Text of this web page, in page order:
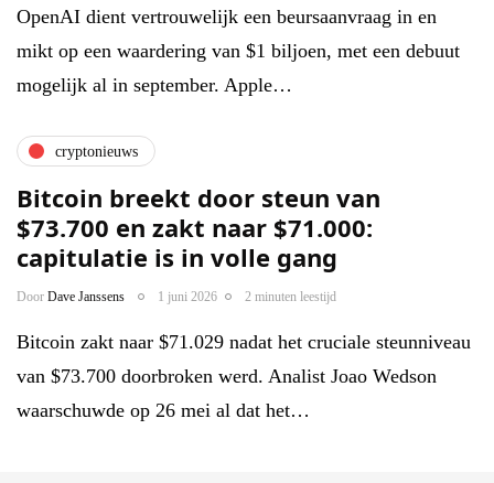
OpenAI dient vertrouwelijk een beursaanvraag in en
mikt op een waardering van $1 biljoen, met een debuut
mogelijk al in september. Apple…
cryptonieuws
Bitcoin breekt door steun van
$73.700 en zakt naar $71.000:
capitulatie is in volle gang
Door Dave Janssens 1 juni 2026 2 minuten leestijd
Bitcoin zakt naar $71.029 nadat het cruciale steunniveau
van $73.700 doorbroken werd. Analist Joao Wedson
waarschuwde op 26 mei al dat het…